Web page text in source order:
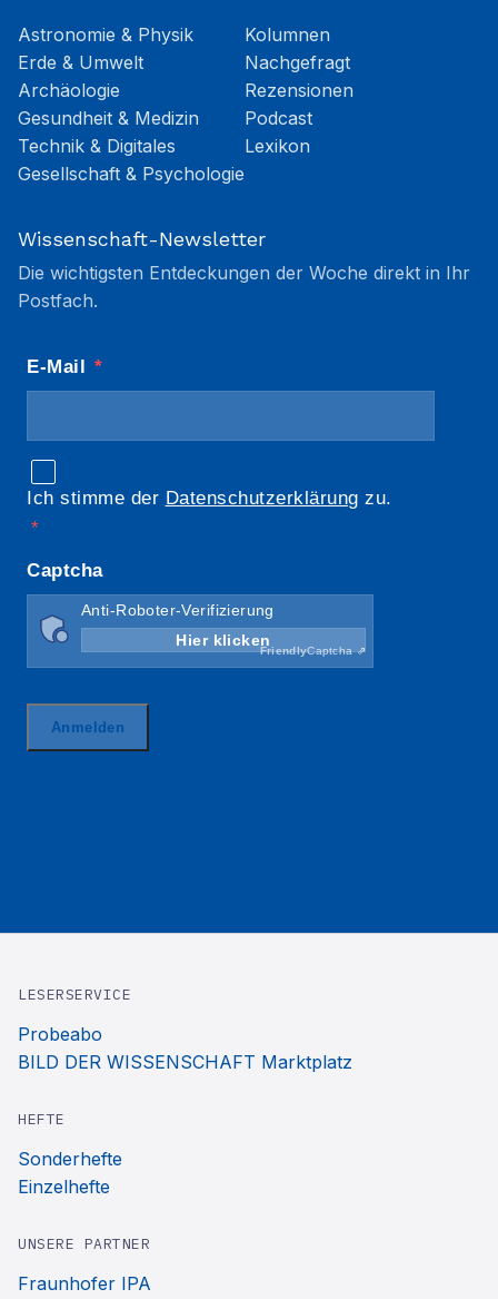
Astronomie & Physik
Erde & Umwelt
Archäologie
Gesundheit & Medizin
Technik & Digitales
Gesellschaft & Psychologie
Kolumnen
Nachgefragt
Rezensionen
Podcast
Lexikon
Wissenschaft-Newsletter
Die wichtigsten Entdeckungen der Woche direkt in Ihr
Postfach.
LESERSERVICE
Probeabo
BILD DER WISSENSCHAFT Marktplatz
HEFTE
Sonderhefte
Einzelhefte
UNSERE PARTNER
Fraunhofer IPA